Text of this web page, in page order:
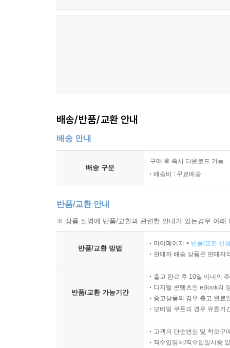
생명과학에서 유전자원의 역할
유전 연구에서의 자료적 가치
생물학 연구와 유전자 정보
생명 현상 이해와 유전자 데이터
유전자원과 생물학적 특성 연구
생명체 구조 연구와 유전자 정보
9장 유전자원과 사회적 인식
유전자원의 공공적 가치
유전자원과 과학 정책
유전자원과 국제 협력의 배경
유전자원 연구의 사회적 의미
10장 유전자원 연구의 지식 체계
배송/반품/교환 안내
배송 안내
배송 구분
구매 후 즉시 다운로드 가능
배송비 : 무료배송
반품/교환 안내
※ 상품 설명에 반품/교환과 관련한 안내가 있는경우 아
반품/교환 방법
마이페이지 > 반품/교환 신
판매자 배송 상품은 판매자
반품/교환 가능기간
출고 완료 후 10일 이내의
디지털 콘텐츠인 eBook의
중고상품의 경우 출고 완료
모바일 쿠폰의 경우 유효기
고객의 단순변심 및 착오구
직수입양서/직수입일서중